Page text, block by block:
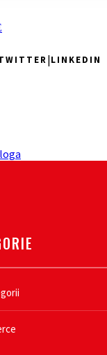
|LINKEDIN